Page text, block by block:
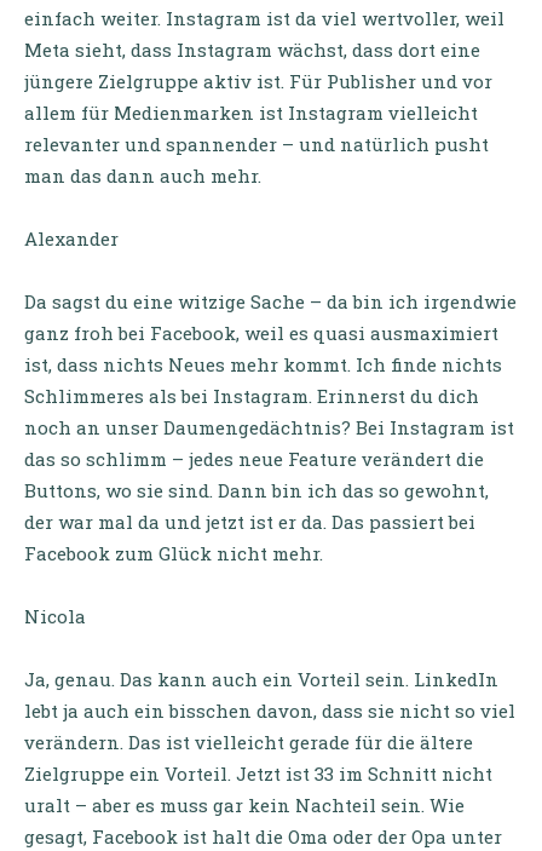
einfach weiter. Instagram ist da viel wertvoller, weil
Meta sieht, dass Instagram wächst, dass dort eine
jüngere Zielgruppe aktiv ist. Für Publisher und vor
allem für Medienmarken ist Instagram vielleicht
relevanter und spannender – und natürlich pusht
man das dann auch mehr.
Alexander
Da sagst du eine witzige Sache – da bin ich irgendwie
ganz froh bei Facebook, weil es quasi ausmaximiert
ist, dass nichts Neues mehr kommt. Ich finde nichts
Schlimmeres als bei Instagram. Erinnerst du dich
noch an unser Daumengedächtnis? Bei Instagram ist
das so schlimm – jedes neue Feature verändert die
Buttons, wo sie sind. Dann bin ich das so gewohnt,
der war mal da und jetzt ist er da. Das passiert bei
Facebook zum Glück nicht mehr.
Nicola
Ja, genau. Das kann auch ein Vorteil sein. LinkedIn
lebt ja auch ein bisschen davon, dass sie nicht so viel
verändern. Das ist vielleicht gerade für die ältere
Zielgruppe ein Vorteil. Jetzt ist 33 im Schnitt nicht
uralt – aber es muss gar kein Nachteil sein. Wie
gesagt, Facebook ist halt die Oma oder der Opa unter